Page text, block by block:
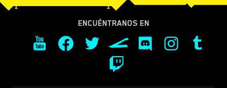
ENCUÉNTRANOS EN